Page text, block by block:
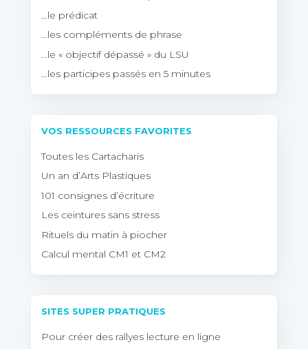
…le prédicat
…les compléments de phrase
…le « objectif dépassé » du LSU
…les participes passés en 5 minutes
VOS RESSOURCES FAVORITES
Toutes les Cartacharis
Un an d’Arts Plastiques
101 consignes d’écriture
Les ceintures sans stress
Rituels du matin à piocher
Calcul mental CM1 et CM2
SITES SUPER PRATIQUES
Pour créer des rallyes lecture en ligne